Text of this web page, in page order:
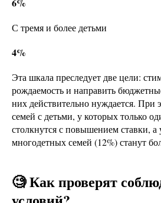
С тремя и более детьми
4%
Эта шкала преследует две цели:
рождаемость и направить
них действительно нуждается. При
семей с детьми, у которых только
столкнутся с повышением ставки, а
многодетных семей (12%) станут
🧐 Как проверят